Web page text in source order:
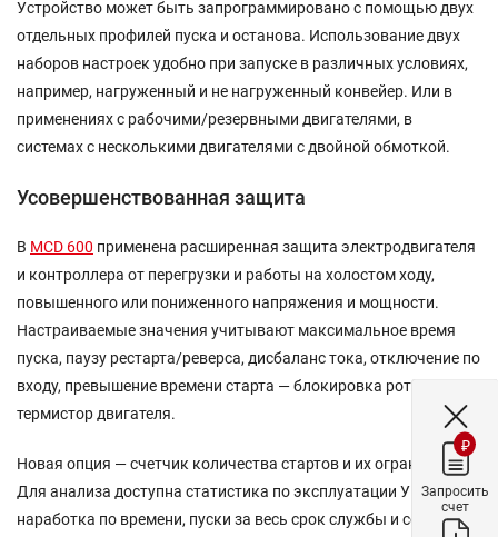
Устройство может быть запрограммировано с помощью двух
отдельных профилей пуска и останова. Использование двух
наборов настроек удобно при запуске в различных условиях,
например, нагруженный и не нагруженный конвейер. Или в
применениях с рабочими/резервными двигателями, в
системах с несколькими двигателями с двойной обмоткой.
Усовершенствованная защита
В MCD 600 применена расширенная защита электродвигателя
и контроллера от перегрузки и работы на холостом ходу,
повышенного или пониженного напряжения и мощности.
Настраиваемые значения учитывают максимальное время
пуска, паузу рестарта/реверса, дисбаланс тока, отключение по
входу, превышение времени старта — блокировка ротора,
термистор двигателя.
Новая опция — счетчик количества стартов и их ограничения.
Для анализа доступна статистика по эксплуатации УПП:
наработка по времени, пуски за весь срок службы и со
₽
Запросить
счет